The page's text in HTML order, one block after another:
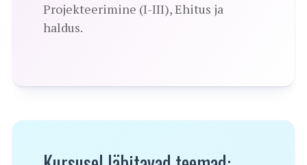
Projekteerimine (I-III), Ehitus ja
haldus.